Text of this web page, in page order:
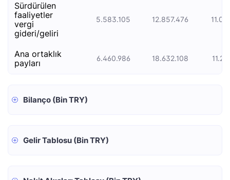
sürdürülen
faaliyetler
vergi
gideri/geliri
5.583.105 12.857.476
ana ortaklık
payları
6.460.986 18.632.108
Bilanço (Bin TRY)
Gelir Tablosu (Bin TRY)